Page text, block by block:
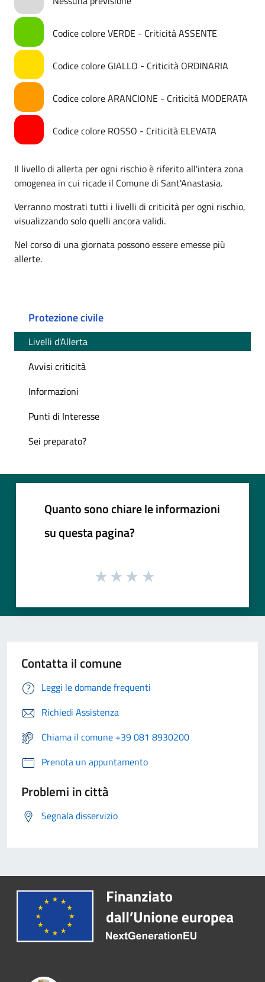
Codice colore VERDE - Criticità ASSENTE
Codice colore GIALLO - Criticità ORDINARIA
Codice colore ARANCIONE - Criticità MODERATA
Codice colore ROSSO - Criticità ELEVATA
Il livello di allerta per ogni rischio è riferito all'intera zona
omogenea in cui ricade il Comune di Sant'Anastasia.
Verranno mostrati tutti i livelli di criticità per ogni rischio,
visualizzando solo quelli ancora validi.
Nel corso di una giornata possono essere emesse più
allerte.
Protezione civile
Livelli d'Allerta
Avvisi criticità
Informazioni
Punti di Interesse
Sei preparato?
Quanto sono chiare le informazioni
su questa pagina?
Contatta il comune
Leggi le domande frequenti
Richiedi Assistenza
Chiama il comune +39 081 8930200
Prenota un appuntamento
Problemi in città
Segnala disservizio